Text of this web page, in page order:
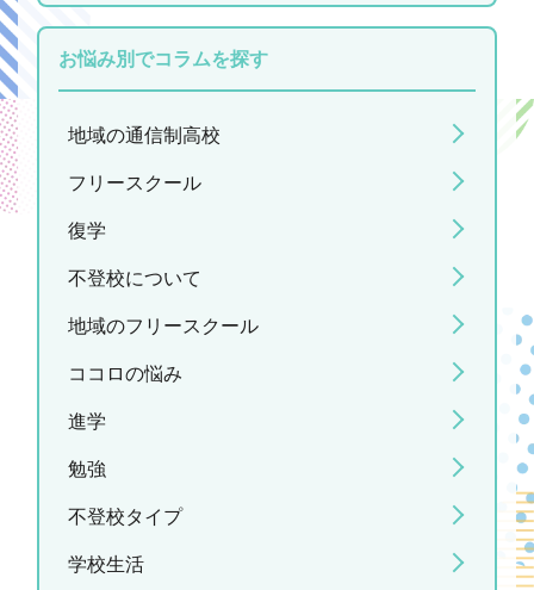
お悩み別でコラムを探す
地域の通信制高校
フリースクール
復学
不登校について
地域のフリースクール
ココロの悩み
進学
勉強
不登校タイプ
学校生活